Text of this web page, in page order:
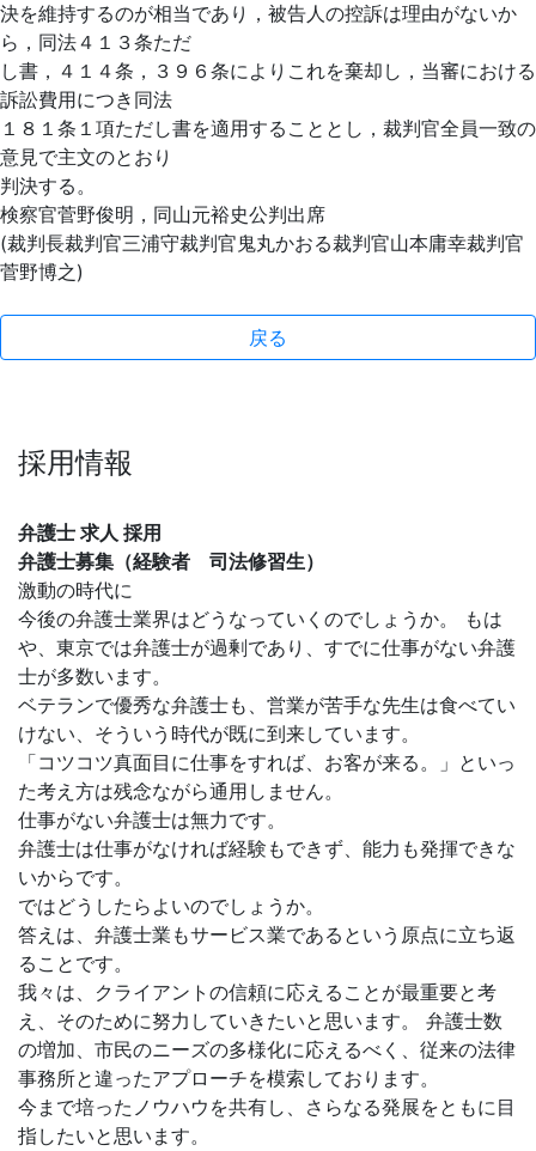
決を維持するのが相当であり，被告人の控訴は理由がないか
ら，同法４１３条ただ
し書，４１４条，３９６条によりこれを棄却し，当審における
訴訟費用につき同法
１８１条１項ただし書を適用することとし，裁判官全員一致の
意見で主文のとおり
判決する。
検察官菅野俊明，同山元裕史公判出席
(裁判長裁判官三浦守裁判官鬼丸かおる裁判官山本庸幸裁判官
菅野博之)
戻る
採用情報
弁護士 求人 採用
弁護士募集（経験者 司法修習生）
激動の時代に
今後の弁護士業界はどうなっていくのでしょうか。 もは
や、東京では弁護士が過剰であり、すでに仕事がない弁護
士が多数います。
ベテランで優秀な弁護士も、営業が苦手な先生は食べてい
けない、そういう時代が既に到来しています。
「コツコツ真面目に仕事をすれば、お客が来る。」といっ
た考え方は残念ながら通用しません。
仕事がない弁護士は無力です。
弁護士は仕事がなければ経験もできず、能力も発揮できな
いからです。
ではどうしたらよいのでしょうか。
答えは、弁護士業もサービス業であるという原点に立ち返
ることです。
我々は、クライアントの信頼に応えることが最重要と考
え、そのために努力していきたいと思います。 弁護士数
の増加、市民のニーズの多様化に応えるべく、従来の法律
事務所と違ったアプローチを模索しております。
今まで培ったノウハウを共有し、さらなる発展をともに目
指したいと思います。